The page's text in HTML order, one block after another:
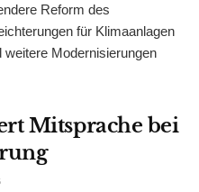
Reform des
für Klimaanlagen
Modernisierungen
Mitsprache bei